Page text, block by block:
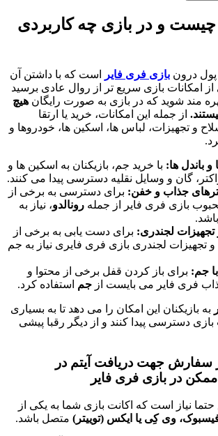
در بازی چه کاربردی
بازی فری فایر است که با داشتن آن
بازی سریع تر از روال عادی برسید
که در بازی به صورت رایگانهیچ
این امکانات، خرید یا ارتقا
لباس ها، اسکین ها، خودروها و
با خرید جم، بازیکنان به اسکین ها و
و وسایل نقلیه دسترسی پیدا می کنند.
و خفن:برای دسترسی به برخی از
فری فایر از جمله رونالدو، نیاز به
لجندری: برای دست یابی به برخی از
لجندری بازی فری فایری نیاز به جم
باز کردن قفل برخی از محتوا و
می بایست ازجماستفاده کرد.
این امکان را می دهد تا به بسیاری
پیدا کنند و از دیگر رقبا پیشی
جهت دریافت آیتم در
فری فایر
که اکانت بازی شما به یکی از
کِی یا ایکس (توییتر)متصل باشد.